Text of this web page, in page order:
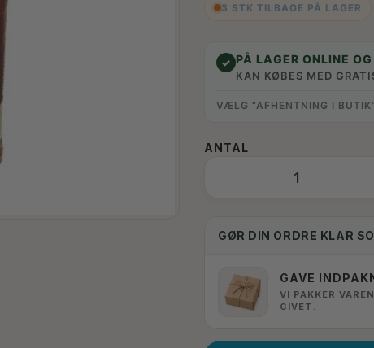
3 STK TILBAGE PÅ LAGER
✓ PÅ LAGER ONLINE
KAN KØBES MED
VÆLG “AFHENTNING I
ANTAL
GØR DIN ORDRE KLAR
GAVE
VI PAKKER
GIVET.